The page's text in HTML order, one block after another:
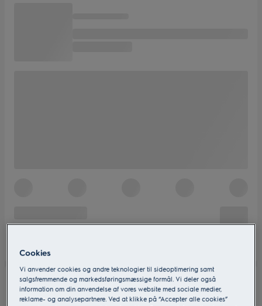
Cookies
Vi anvender cookies og andre teknologier til sideoptimering samt
salgsfremmende og markedsføringsmæssige formål. Vi deler også
information om din anvendelse af vores website med sociale medier,
reklame- og analysepartnere. Ved at klikke på “Accepter alle cookies”